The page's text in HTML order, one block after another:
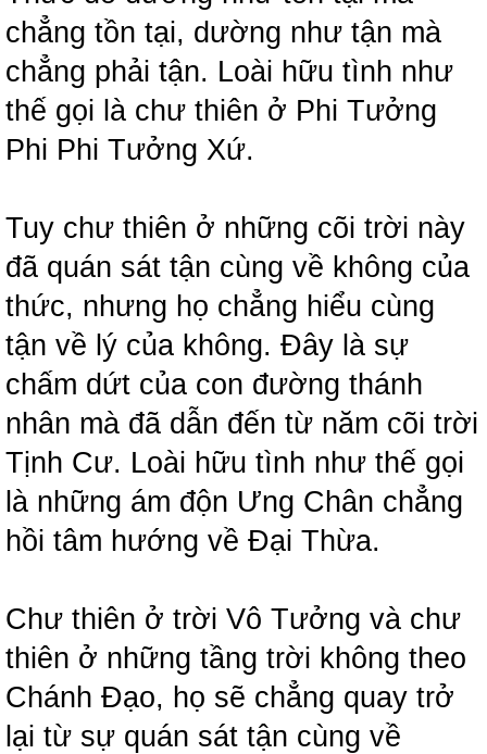
chẳng tồn tại, dường như tận mà
chẳng phải tận. Loài hữu tình như
thế gọi là chư thiên ở Phi Tưởng
Phi Phi Tưởng Xứ.
Tuy chư thiên ở những cõi trời này
đã quán sát tận cùng về không của
thức, nhưng họ chẳng hiểu cùng
tận về lý của không. Đây là sự
chấm dứt của con đường thánh
nhân mà đã dẫn đến từ năm cõi trời
Tịnh Cư. Loài hữu tình như thế gọi
là những ám độn Ưng Chân chẳng
hồi tâm hướng về Đại Thừa.
Chư thiên ở trời Vô Tưởng và chư
thiên ở những tầng trời không theo
Chánh Đạo, họ sẽ chẳng quay trở
lại từ sự quán sát tận cùng về